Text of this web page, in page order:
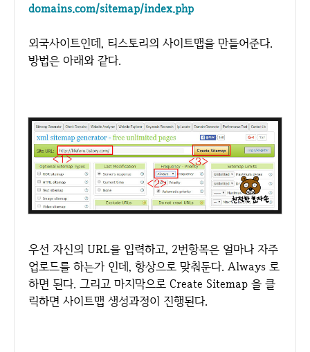
domains.com/sitemap/index.php
외국사이트인데, 티스토리의 사이트맵을 만들어준다.
방법은 아래와 같다.
우선 자신의 URL을 입력하고, 2번항목은 얼마나 자주
업로드를 하는가 인데, 항상으로 맞춰둔다. Always 로
하면 된다. 그리고 마지막으로 Create Sitemap 을 클
릭하면 사이트맵 생성과정이 진행된다.